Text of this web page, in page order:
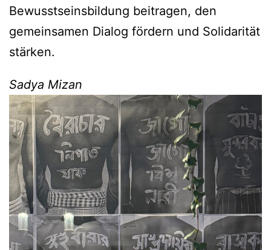
Bewusstseinsbildung beitragen, den
gemeinsamen Dialog fördern und Solidarität
stärken.
Sadya Mizan